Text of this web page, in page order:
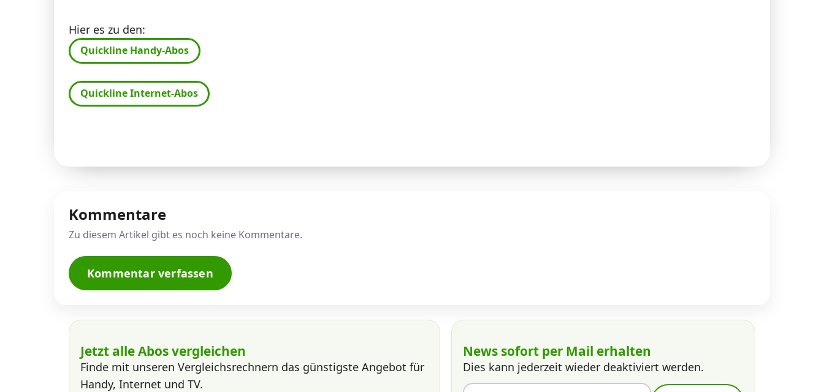
Hier es zu den:
Quickline Handy-Abos
Quickline Internet-Abos
Kommentare
Zu diesem Artikel gibt es noch keine Kommentare.
Kommentar verfassen
Jetzt alle Abos vergleichen
Finde mit unseren Vergleichsrechnern das günstigste Angebot für
Handy, Internet und TV.
News sofort per Mail erhalten
Dies kann jederzeit wieder deaktiviert werden.